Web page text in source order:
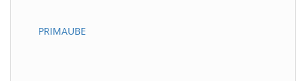
PRIMAUBE